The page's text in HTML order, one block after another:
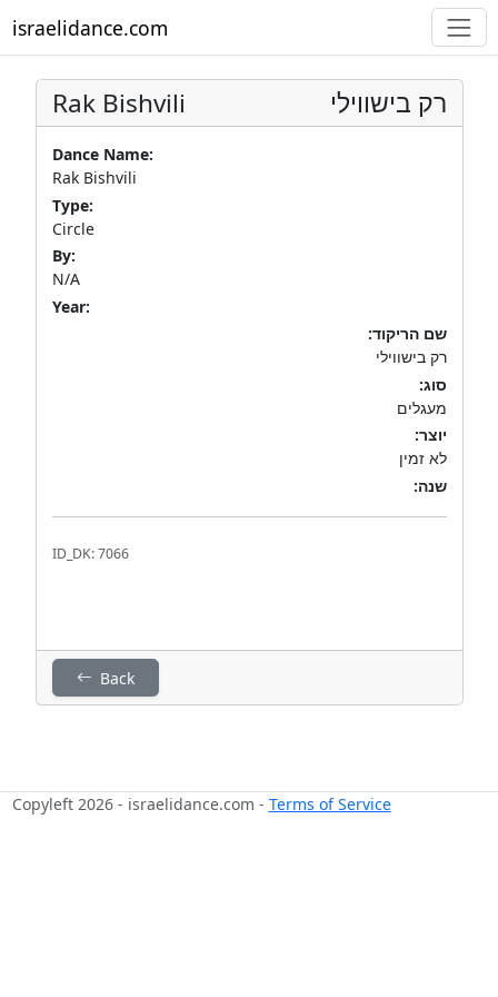
israelidance.com
Rak Bishvili רק בישווילי
Dance Name:
Rak Bishvili
Type:
Circle
By:
N/A
Year:
שם הריקוד:
רק בישווילי
סוג:
מעגלים
יוצר:
לא זמין
שנה:
ID_DK: 7066
Back
Copyleft 2026 - israelidance.com - Terms of Service